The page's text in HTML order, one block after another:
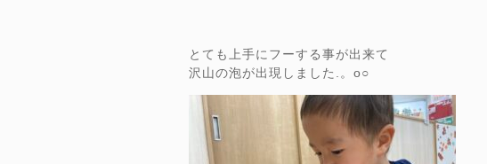
とても上手にフーする事が出来て
沢山の泡が出現しました.。o○